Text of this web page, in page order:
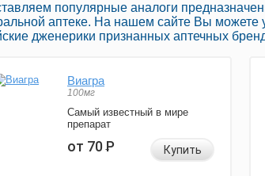
популярные аналоги
аптеке. На нашем сайте Вы можете
дженерики признанных аптечных
Виагра
100мг
Самый известный в мире
препарат
от 70Р Купить